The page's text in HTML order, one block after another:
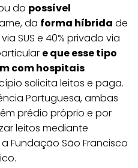
do possível
da forma híbrida de
SUS e 40% privado via
e que esse tipo
com hospitais
solicita leitos e paga.
Portuguesa, ambas
prédio próprio e por
leitos mediante
Fundação São Francisco